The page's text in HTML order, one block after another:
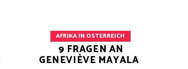
AFRIKA IN OSTERREICH
9 FRAGEN AN
GENEVIÈVE MAYALA